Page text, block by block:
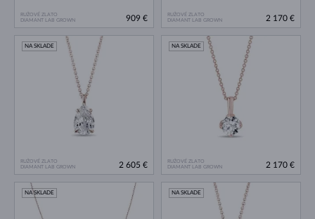
RUŽOVÉ ZLATO
DIAMANT LAB GROWN
909 €
RUŽOVÉ ZLATO
DIAMANT LAB GROWN
2 170 €
RUŽOVÉ ZLATO
DIAMANT LAB GROWN
NA SKLADE
2 605 €
RUŽOVÉ ZLATO
DIAMANT LAB GROWN
NA SKLADE
2 170 €
NA SKLADE NA SKLADE